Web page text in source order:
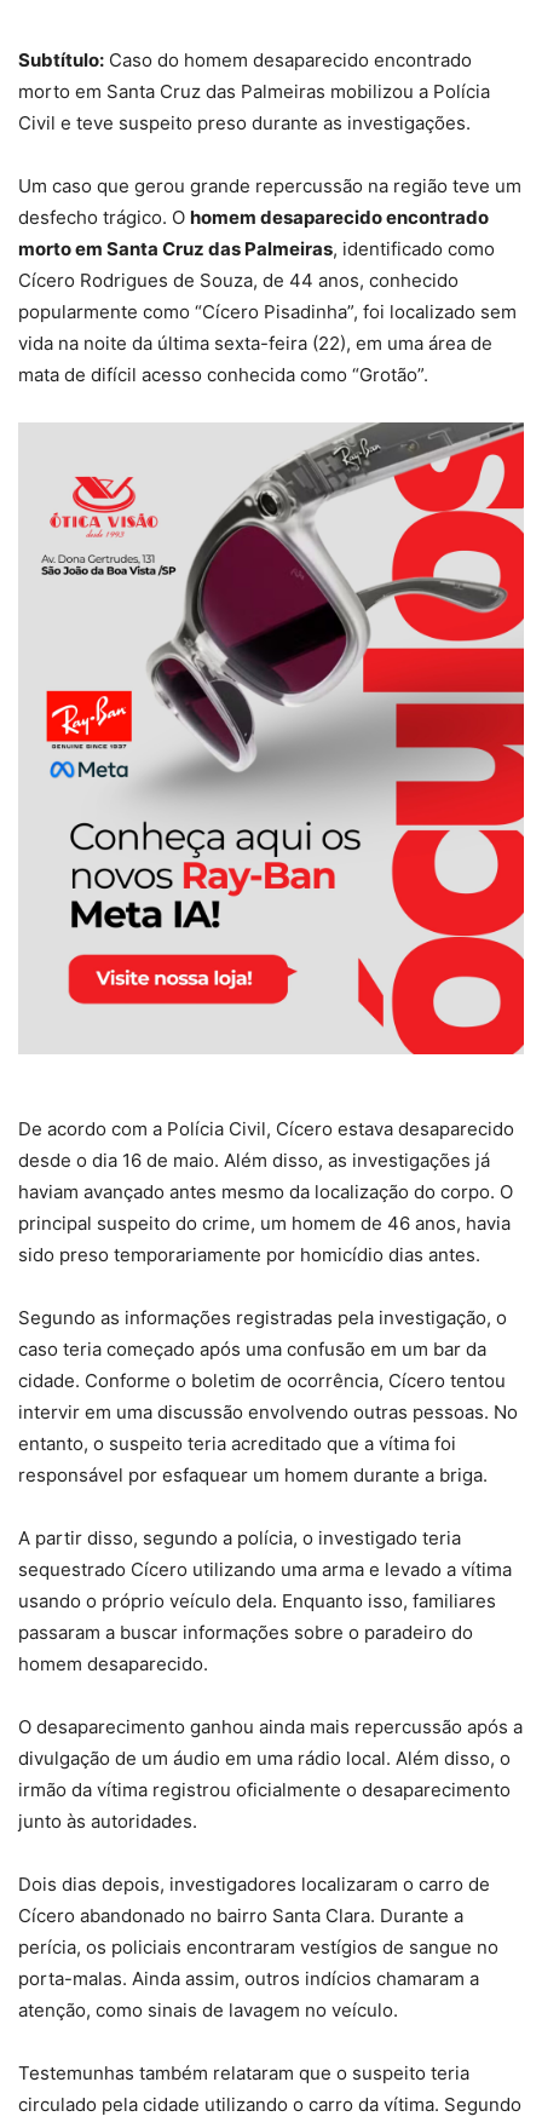
Subtítulo: Caso do homem desaparecido encontrado
morto em Santa Cruz das Palmeiras mobilizou a Polícia
Civil e teve suspeito preso durante as investigações.
Um caso que gerou grande repercussão na região teve um
desfecho trágico. O homem desaparecido encontrado
morto em Santa Cruz das Palmeiras, identificado como
Cícero Rodrigues de Souza, de 44 anos, conhecido
popularmente como “Cícero Pisadinha”, foi localizado sem
vida na noite da última sexta-feira (22), em uma área de
mata de difícil acesso conhecida como “Grotão”.
De acordo com a Polícia Civil, Cícero estava desaparecido
desde o dia 16 de maio. Além disso, as investigações já
haviam avançado antes mesmo da localização do corpo. O
principal suspeito do crime, um homem de 46 anos, havia
sido preso temporariamente por homicídio dias antes.
Segundo as informações registradas pela investigação, o
caso teria começado após uma confusão em um bar da
cidade. Conforme o boletim de ocorrência, Cícero tentou
intervir em uma discussão envolvendo outras pessoas. No
entanto, o suspeito teria acreditado que a vítima foi
responsável por esfaquear um homem durante a briga.
A partir disso, segundo a polícia, o investigado teria
sequestrado Cícero utilizando uma arma e levado a vítima
usando o próprio veículo dela. Enquanto isso, familiares
passaram a buscar informações sobre o paradeiro do
homem desaparecido.
O desaparecimento ganhou ainda mais repercussão após a
divulgação de um áudio em uma rádio local. Além disso, o
irmão da vítima registrou oficialmente o desaparecimento
junto às autoridades.
Dois dias depois, investigadores localizaram o carro de
Cícero abandonado no bairro Santa Clara. Durante a
perícia, os policiais encontraram vestígios de sangue no
porta-malas. Ainda assim, outros indícios chamaram a
atenção, como sinais de lavagem no veículo.
Testemunhas também relataram que o suspeito teria
circulado pela cidade utilizando o carro da vítima. Segundo